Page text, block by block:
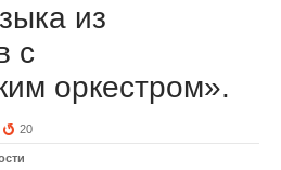
из
с
оркестром».
20